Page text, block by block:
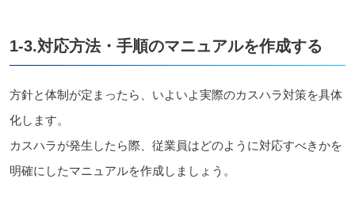
1-3.対応方法・手順のマニュアルを作成する
方針と体制が定まったら、いよいよ実際のカスハラ対策を具体
化します。
カスハラが発生したら際、従業員はどのように対応すべきかを
明確にしたマニュアルを作成しましょう。